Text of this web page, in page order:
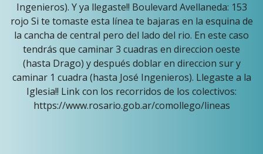
Ingenieros). Y ya llegaste!! Boulevard Avellaneda: 153
rojo Si te tomaste esta línea te bajaras en la esquina de
la cancha de central pero del lado del rio. En este caso
tendrás que caminar 3 cuadras en direccion oeste
(hasta Drago) y después doblar en direccion sur y
caminar 1 cuadra (hasta José Ingenieros). Llegaste a la
Iglesia!! Link con los recorridos de los colectivos:
https://www.rosario.gob.ar/comollego/lineas